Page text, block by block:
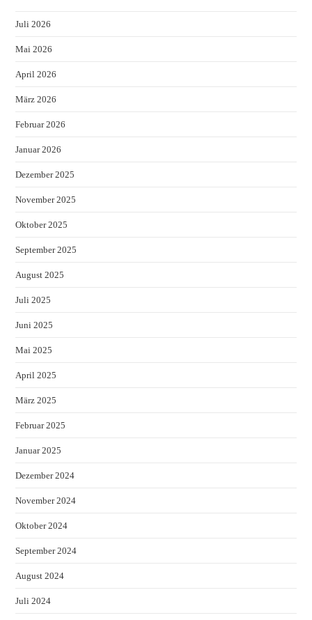
Juli 2026
Mai 2026
April 2026
März 2026
Februar 2026
Januar 2026
Dezember 2025
November 2025
Oktober 2025
September 2025
August 2025
Juli 2025
Juni 2025
Mai 2025
April 2025
März 2025
Februar 2025
Januar 2025
Dezember 2024
November 2024
Oktober 2024
September 2024
August 2024
Juli 2024